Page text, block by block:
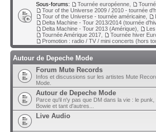
Sous-forums: Tournée européenne
Tour of the Universe 2009 / 2010 - tournée
Tour of the Universe - tournée américaine
Delta Machine - Tour 2013/2014 (tournée
Delta Machine - Tour 2013 (Amérique)
Tournée Amérique 2017
Tournée hiver
Promotion : radio / TV / mini concerts (hors
Autour de Depeche Mode
Forum Mute Records
Infos et discussions sur les artistes Mute
Mode.
Autour de Depeche Mode
Parce qu'il n'y pas que DM dans la vie : le
Bowie et tant d'autres...
Live Audio